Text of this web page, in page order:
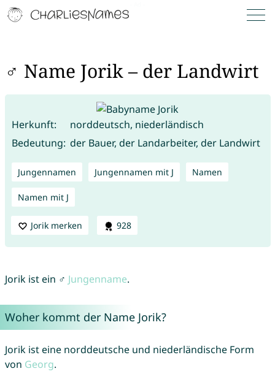
♂ Name Jorik – der Landwirt
Herkunft:
norddeutsch, niederländisch
Bedeutung: der Bauer, der Landarbeiter, der Landwirt
Jungennamen Jungennamen mit J Namen
Namen mit J
Jorik merken 928
Jorik ist ein ♂ Jungenname.
Woher kommt der Name Jorik?
Jorik ist eine norddeutsche und niederländische Form
von Georg.